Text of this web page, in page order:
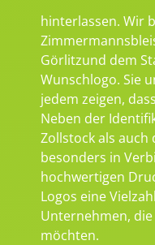
hinterlassen. Wir
Görlitzund dem
Wunschlogo. Sie
jedem zeigen,
Neben der
Zollstock als
besonders in
hochwertigen
Logos eine
Unternehmen,
möchten.